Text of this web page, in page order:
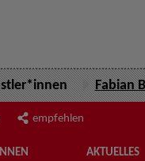
Fabian
empfehlen
AKTUELLES